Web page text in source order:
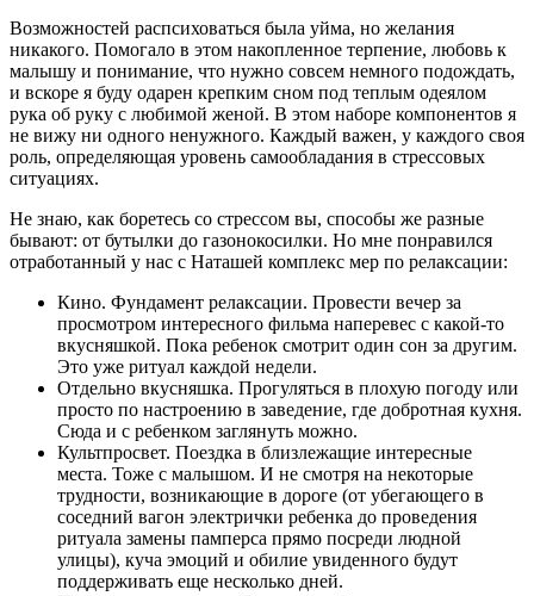
Возможностей распсиховаться была уйма, но желания
никакого. Помогало в этом накопленное терпение, любовь к
малышу и понимание, что нужно совсем немного подождать,
и вскоре я буду одарен крепким сном под теплым одеялом
рука об руку с любимой женой. В этом наборе компонентов я
не вижу ни одного ненужного. Каждый важен, у каждого своя
роль, определяющая уровень самообладания в стрессовых
ситуациях.
Не знаю, как боретесь со стрессом вы, способы же разные
бывают: от бутылки до газонокосилки. Но мне понравился
отработанный у нас с Наташей комплекс мер по релаксации:
Кино. Фундамент релаксации. Провести вечер за
просмотром интересного фильма наперевес с какой-то
вкусняшкой. Пока ребенок смотрит один сон за другим.
Это уже ритуал каждой недели.
Отдельно вкусняшка. Прогуляться в плохую погоду или
просто по настроению в заведение, где добротная кухня.
Сюда и с ребенком заглянуть можно.
Культпросвет. Поездка в близлежащие интересные
места. Тоже с малышом. И не смотря на некоторые
трудности, возникающие в дороге (от убегающего в
соседний вагон электрички ребенка до проведения
ритуала замены памперса прямо посреди людной
улицы), куча эмоций и обилие увиденного будут
поддерживать еще несколько дней.